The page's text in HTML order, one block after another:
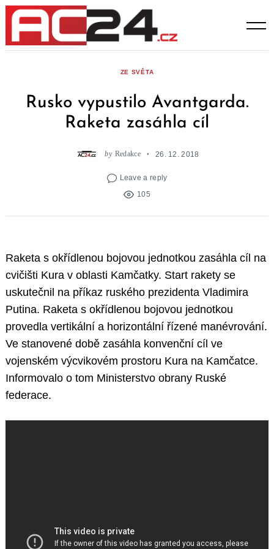
Skip
content
ZE SVĚTA
Rusko vypustilo Avantgarda.
Raketa zasáhla cíl
by Redakce 26. 12. 2018
Leave a reply
105
Raketa s okřídlenou bojovou jednotkou zasáhla cíl na
cvičišti Kura v oblasti Kamčatky. Start rakety se
uskutečnil na příkaz ruského prezidenta Vladimira
Putina. Raketa s okřídlenou bojovou jednotkou
provedla vertikální a horizontální řízené manévrování.
Ve stanovené době zasáhla konvenční cíl ve
vojenském výcvikovém prostoru Kura na Kamčatce.
Informovalo o tom Ministerstvo obrany Ruské
federace.